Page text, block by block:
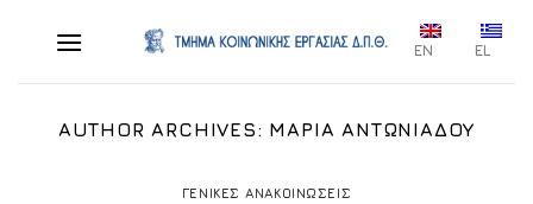
EN EL
AUTHOR ARCHIVES: ΜΑΡΙΑ ΑΝΤΩΝΙΑΔΟΥ
ΓΕΝΙΚΕΣ ΑΝΑΚΟΙΝΩΣΕΙΣ